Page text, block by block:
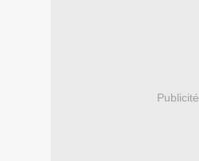
Publicité